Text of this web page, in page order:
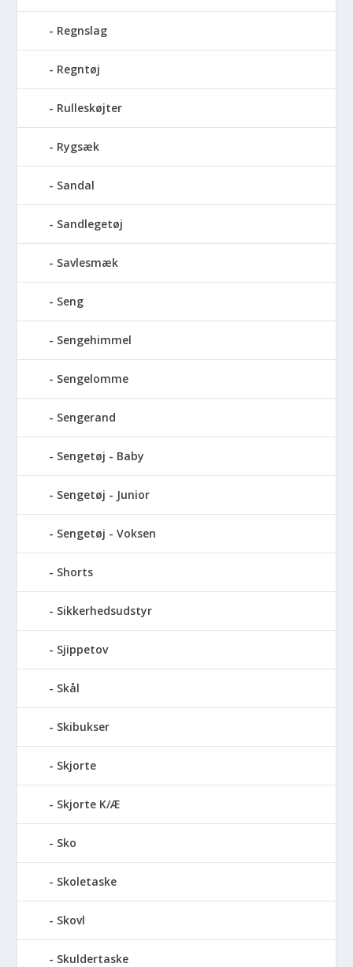
Regnslag
Regntøj
Rulleskøjter
Rygsæk
Sandal
Sandlegetøj
Savlesmæk
Seng
Sengehimmel
Sengelomme
Sengerand
Sengetøj - Baby
Sengetøj - Junior
Sengetøj - Voksen
Shorts
Sikkerhedsudstyr
Sjippetov
Skål
Skibukser
Skjorte
Skjorte K/Æ
Sko
Skoletaske
Skovl
Skuldertaske